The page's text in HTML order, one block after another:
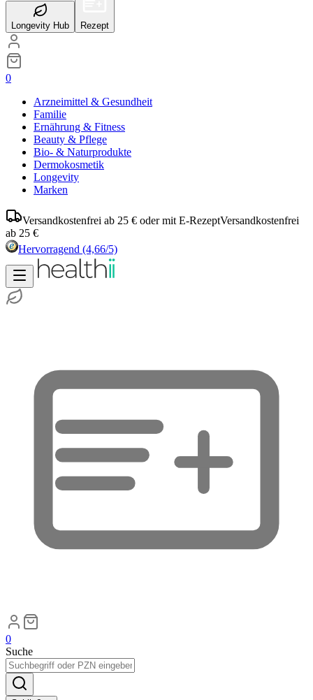
Longevity Hub Rezept
0
Arzneimittel & Gesundheit
Familie
Ernährung & Fitness
Beauty & Pflege
Bio- & Naturprodukte
Dermokosmetik
Longevity
Marken
Versandkostenfrei ab 25 € oder mit E-RezeptVersandkostenfrei
ab 25 €
Hervorragend (4,66/5)
0
Suche